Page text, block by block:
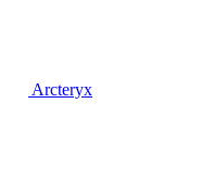
Arcteryx